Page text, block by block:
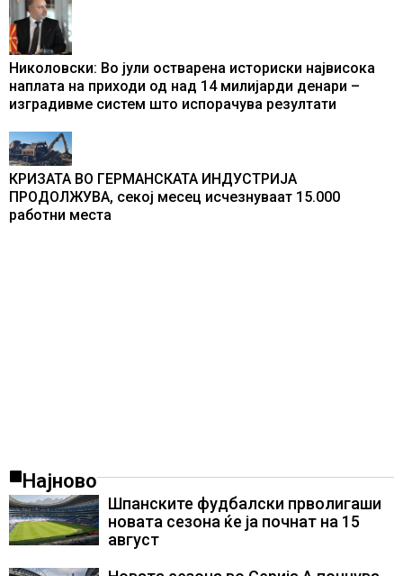
Николовски: Во јули остварена историски највисока
наплата на приходи од над 14 милијарди денари –
изградивме систем што испорачува резултати
КРИЗАТА ВО ГЕРМАНСКАТА ИНДУСТРИЈА
ПРОДОЛЖУВА, секој месец исчезнуваат 15.000
работни места
Најново
Шпанските фудбалски прволигаши
новата сезона ќе ја почнат на 15
август